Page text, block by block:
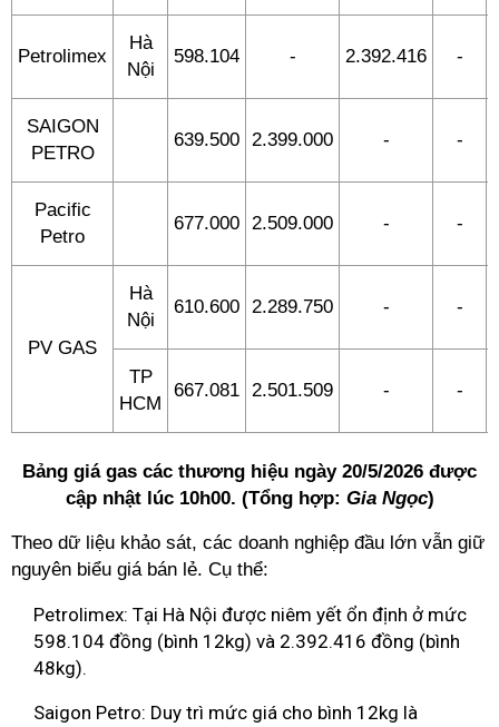
Petrolimex
Hà
Nội
598.104 - 2.392.416 -
SAIGON
PETRO
639.500 2.399.000 - -
Pacific
Petro
677.000 2.509.000 - -
PV GAS
Hà
Nội
610.600 2.289.750 - -
TP
HCM
667.081 2.501.509 - -
Bảng giá gas các thương hiệu ngày 20/5/2026 được
cập nhật lúc 10h00. (Tổng hợp: Gia Ngọc)
Theo dữ liệu khảo sát, các doanh nghiệp đầu lớn vẫn giữ
nguyên biểu giá bán lẻ. Cụ thể:
Petrolimex: Tại Hà Nội được niêm yết ổn định ở mức
598.104 đồng (bình 12kg) và 2.392.416 đồng (bình
48kg).
Saigon Petro: Duy trì mức giá cho bình 12kg là